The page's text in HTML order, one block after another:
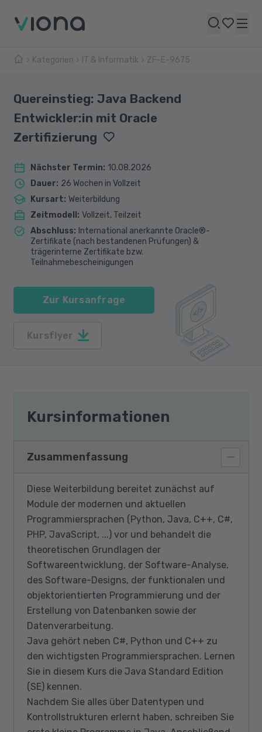
Kategorien IT & Informatik ZF-E-9675
Quereinstieg: Java Backend
Entwickler:in mit Oracle
Zertifizierung
Nächster Termin: 10.08.2026
Dauer: 26 Wochen in Vollzeit
Kursart: Weiterbildung
Zeitmodell : Vollzeit, Teilzeit
Abschluss: International anerkannte Oracle®-
Zertifikate (nach bestandenen Prüfungen) &
trägerinterne Zertifikate bzw.
Teilnahmebescheinigungen
Zur Kursanfrage
Kursflyer
Kursinformationen
Zusammenfassung
Diese Weiterbildung bereitet zunächst auf
Module der modernen und aktuellen
Programmiersprachen (Python, Java, C++, C#,
PHP, JavaScript, ...) vor und behandelt die
theoretischen Grundlagen der
Softwareentwicklung, der Software-Analyse,
des Software-Designs, der funktionalen und
objektorientierten Programmierung und der
Erstellung von Datenbanken sowie der
Datenverarbeitung.
Java gehört neben C#, Python und C++ zu
den wichtigsten Programmiersprachen. Lernen
Sie in diesem Kurs die Java Standard Edition
(SE) kennen.
Nachdem Sie alles über Datentypen und
Kontrollstrukturen erlernt haben, schreiben Sie